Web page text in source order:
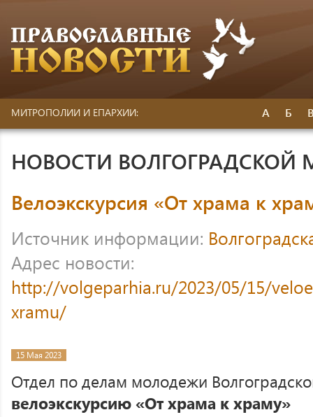
МИТРОПОЛИИ И ЕПАРХИИ: А Б
НОВОСТИ
Велоэкскурсия «От храма к
Источник информации:
Адрес новости:
http://volgeparhia.ru/2023/05/15/
xramu/
15 Мая 2023
Отдел по делам молодежи
велоэкскурсию «От храма к храму»